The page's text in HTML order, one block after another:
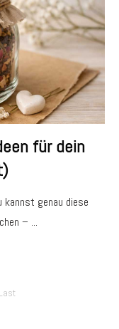
für dein
kannst genau diese
– ...
Last